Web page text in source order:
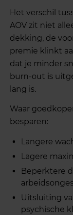
Het verschil
AOV zit niet
dekking, de
premie klinkt
dat je minder
burn-out is
lang is.
Waar
besparen:
Langere
Lagere
Beperktere
Uitsluiting
psychische